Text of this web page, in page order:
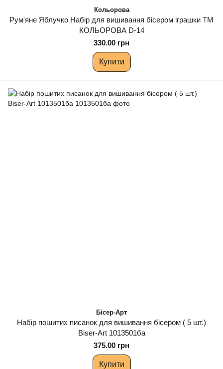
Кольорова
Рум'яне Яблучко Набір для вишивання бісером іграшки ТМ
КОЛЬОРОВА D-14
330.00 грн
Купити
Бісер-Арт
Набір пошитих писанок для вишивання бісером ( 5 шт.)
Biser-Art 1013501ба
375.00 грн
Купити